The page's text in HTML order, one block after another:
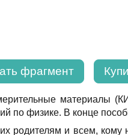
фрагмент
материалы
по физике. В конце
родителям и всем, кому